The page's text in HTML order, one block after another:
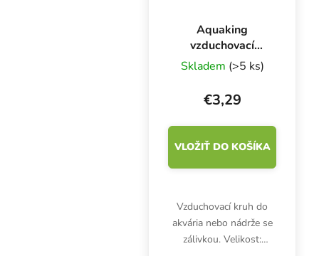
Aquaking
vzduchovací
kámen kruh, ⌀ 100
mm
Skladem (>5 ks)
€3,29
VLOŽIŤ DO KOŠÍKA
Vzduchovací kruh do
akvária nebo nádrže se
zálivkou. Velikost: